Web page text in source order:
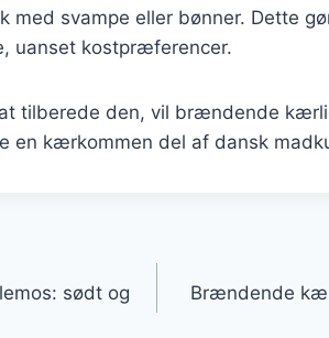
med svampe eller bønner. Dette
uanset kostpræferencer.
tilberede den, vil brændende
en kærkommen del af dansk
sødt og
Brændende